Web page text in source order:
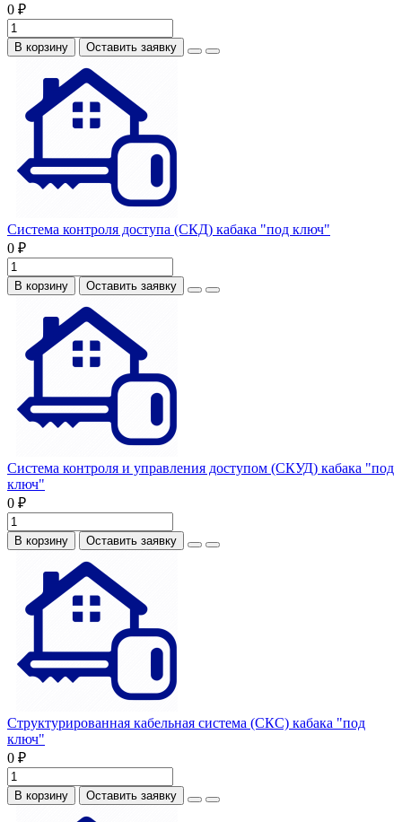
0 ₽
В корзину Оставить заявку
Система контроля доступа (СКД) кабака "под ключ"
0 ₽
В корзину Оставить заявку
Система контроля и управления доступом (СКУД) кабака "под
ключ"
0 ₽
В корзину Оставить заявку
Структурированная кабельная система (СКС) кабака "под
ключ"
0 ₽
В корзину Оставить заявку